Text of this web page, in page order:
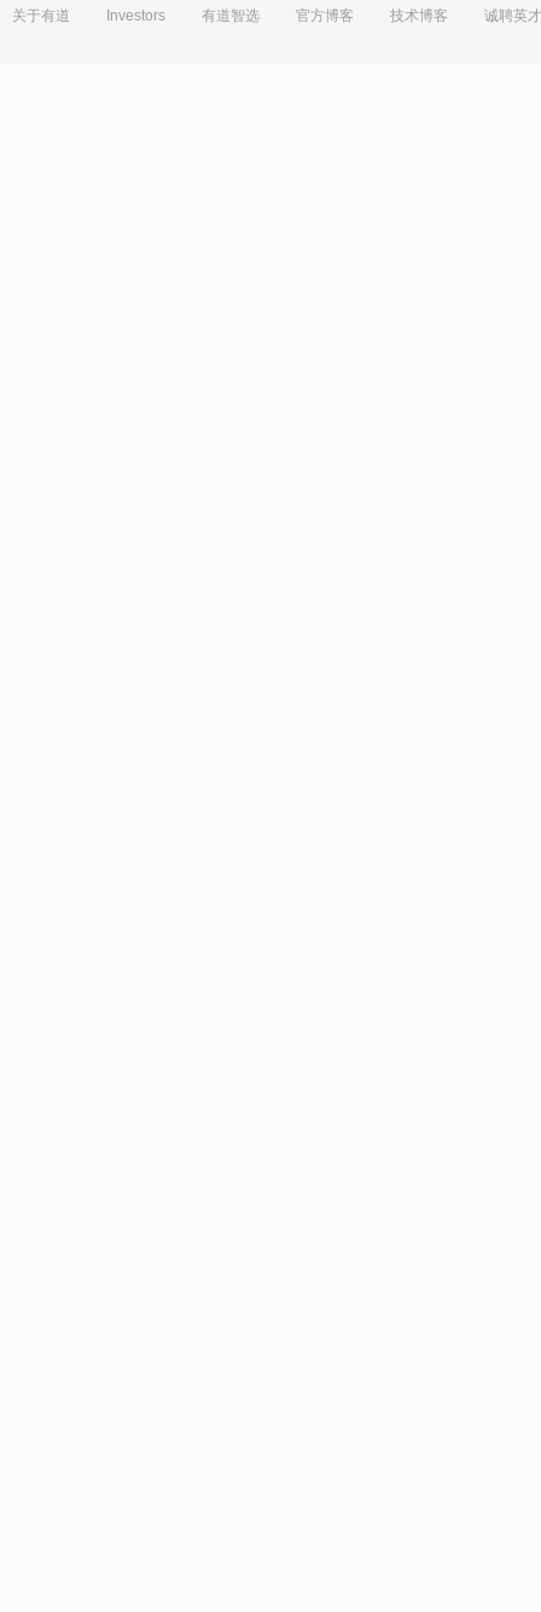
关于有道 Investors 有道智选 官方博客 技术博客 诚聘英才